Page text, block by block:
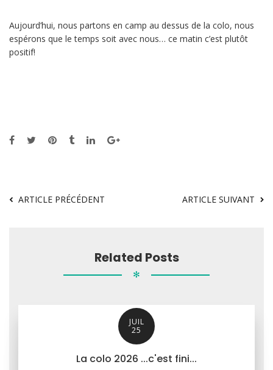
Aujourd’hui, nous partons en camp au dessus de la colo, nous
espérons que le temps soit avec nous… ce matin c’est plutôt
positif!
ARTICLE PRÉCÉDENT ARTICLE SUIVANT
Related Posts
✻
JUIL
25
La colo 2026 ...c'est fini...